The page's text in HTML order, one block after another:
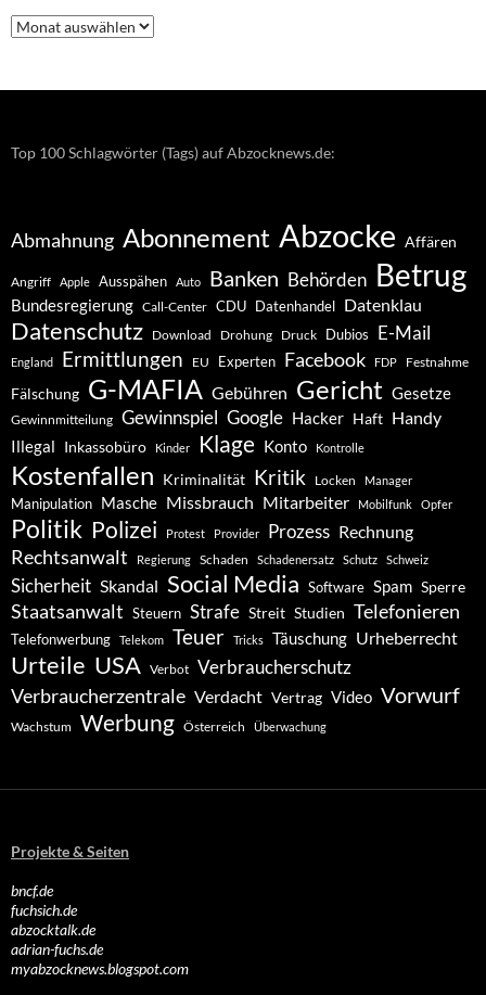
Nachrichten
–
Top 100 Schlagwörter (Tags) auf Abzocknews.de:
Abmahnung Abonnement Abzocke Affären
Angriff Apple Ausspähen Auto Banken Behörden Betrug
Bundesregierung Call-Center CDU Datenhandel Datenklau
Datenschutz Download Drohung Druck Dubios E-Mail
England Ermittlungen EU Experten Facebook FDP Festnahme
Fälschung G-MAFIA Gebühren Gericht Gesetze
Gewinnmitteilung Gewinnspiel Google Hacker Haft Handy
Illegal Inkassobüro Kinder Klage Konto Kontrolle
Kostenfallen Kriminalität Kritik Locken Manager
Manipulation Masche Missbrauch Mitarbeiter Mobilfunk Opfer
Politik Polizei Protest Provider Prozess Rechnung
Rechtsanwalt Regierung Schaden Schadenersatz Schutz Schweiz
Sicherheit Skandal Social Media Software Spam Sperre
Staatsanwalt Steuern Strafe Streit Studien Telefonieren
Telefonwerbung Telekom Teuer Tricks Täuschung Urheberrecht
Urteile USA Verbot Verbraucherschutz
Verbraucherzentrale Verdacht Vertrag Video Vorwurf
Wachstum Werbung Österreich Überwachung
Projekte & Seiten
bncf.de
fuchsich.de
abzocktalk.de
adrian-fuchs.de
myabzocknews.blogspot.com